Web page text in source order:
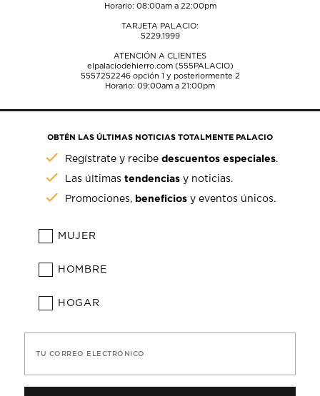
Horario: 08:00am a 22:00pm
TARJETA PALACIO:
5229.1999
ATENCIÓN A CLIENTES
elpalaciodehierro.com (555PALACIO)
5557252246opción 1 y posteriormente 2
Horario: 09:00am a 21:00pm
OBTÉN LAS ÚLTIMAS NOTICIAS TOTALMENTE PALACIO
Regístrate y recibedescuentos especiales.
Las últimastendencias y noticias.
Promociones, beneficios y eventos únicos.
MUJER
HOMBRE
HOGAR
TU CORREO ELECTRÓNICO